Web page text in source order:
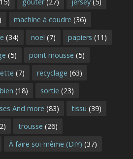
gouter(27) jersey (5)
machine à coudre (36)
(34) noel (7) papiers (11)
(5) point mousse (5)
(7) recyclage (63)
(18) sortie (23)
And more (83) tissu (39)
trousse (26)
À faire soi-même (DIY) (37)